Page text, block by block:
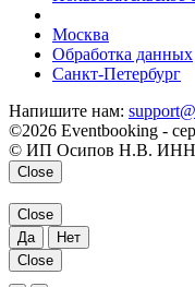
Москва
Обработка данных
Санкт-Петербург
Напишите нам:
©2026 Eventbooking -
© ИП Осипов Н.В. ИНН:
Close
Close
Да
Нет
Close